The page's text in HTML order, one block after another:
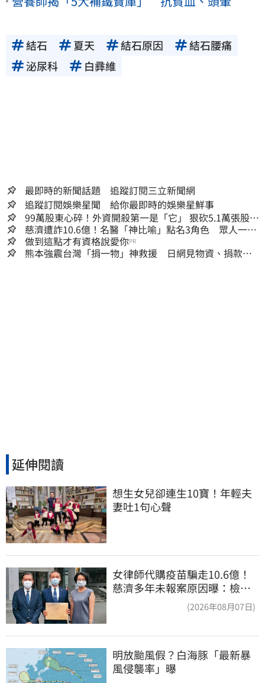
結石 夏天 結石原因
結石腰痛
泌尿科
白彞維
最即時的新聞話題 追蹤訂閱三立新聞網
追蹤訂閱娛樂星聞 給你最即時的娛樂星鮮事
99萬股東心碎！外資開殺第一是「它」 狠砍5.1萬張股價
重挫近5%
慈濟遭詐10.6億！名醫「神比喻」點名3角色 眾人一看
秒懂讚：好傳神
做到這點才有資格說愛你PR
熊本強震台灣「捐一物」神救援 日網見物資、捐款
延伸閱讀
想生女兒卻連生10寶！年輕夫
妻吐1句心聲
女律師代購疫苗騙走10.6億！
慈濟多年未報案原因曝：檢警
(2026年08月07日)
明放颱風假？白海豚「最新暴
風侵襲率」曝